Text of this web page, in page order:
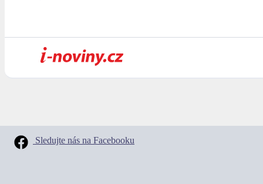
Sledujte nás na Facebooku